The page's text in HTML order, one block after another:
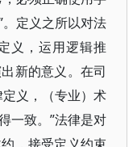
定义之所以对法
义，运用逻辑推
新的意义。在司
义，（专业）术
一致。”法律是对